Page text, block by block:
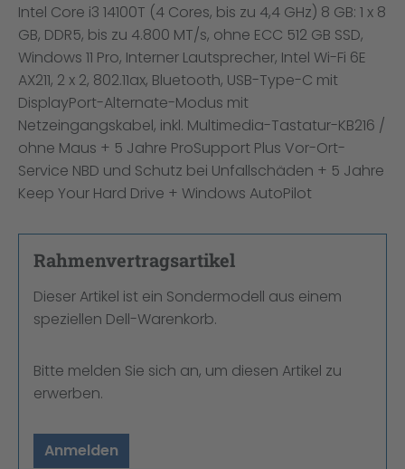
Intel Core i3 14100T (4 Cores, bis zu 4,4 GHz) 8 GB: 1 x 8
GB, DDR5, bis zu 4.800 MT/s, ohne ECC 512 GB SSD,
Windows 11 Pro, Interner Lautsprecher, Intel Wi-Fi 6E
AX211, 2 x 2, 802.11ax, Bluetooth, USB-Type-C mit
DisplayPort-Alternate-Modus mit
Netzeingangskabel, inkl. Multimedia-Tastatur-KB216 /
ohne Maus + 5 Jahre ProSupport Plus Vor-Ort-
Service NBD und Schutz bei Unfallschäden + 5 Jahre
Keep Your Hard Drive + Windows AutoPilot
Rahmenvertragsartikel
Dieser Artikel ist ein Sondermodell aus einem
speziellen Dell-Warenkorb.
Bitte melden Sie sich an, um diesen Artikel zu
erwerben.
Anmelden